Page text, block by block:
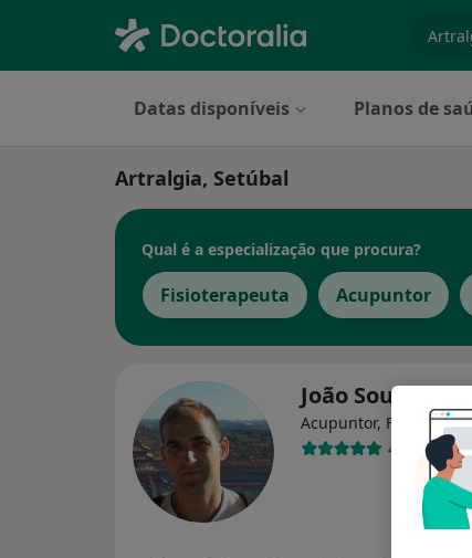
Datas disponíveis Planos de
Artralgia, Setúbal
Qual é a especialização que procura?
Fisioterapeuta Acupuntor
João Sousa
Acupuntor,
4 opiniões